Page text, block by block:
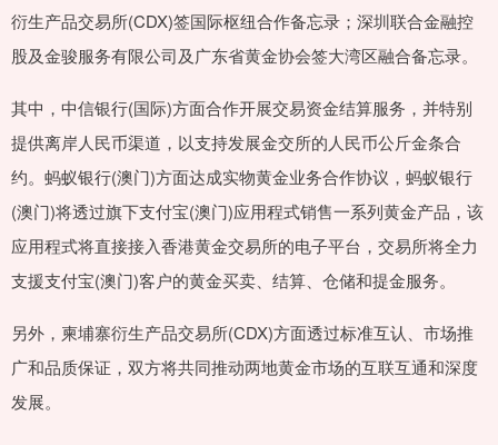
衍生产品交易所(CDX)签国际枢纽合作备忘录；深圳联合金融控
股及金骏服务有限公司及广东省黄金协会签大湾区融合备忘录。
其中，中信银行(国际)方面合作开展交易资金结算服务，并特别
提供离岸人民币渠道，以支持发展金交所的人民币公斤金条合
约。蚂蚁银行(澳门)方面达成实物黄金业务合作协议，蚂蚁银行
(澳门)将透过旗下支付宝(澳门)应用程式销售一系列黄金产品，该
应用程式将直接接入香港黄金交易所的电子平台，交易所将全力
支援支付宝(澳门)客户的黄金买卖、结算、仓储和提金服务。
另外，柬埔寨衍生产品交易所(CDX)方面透过标准互认、市场推
广和品质保证，双方将共同推动两地黄金市场的互联互通和深度
发展。